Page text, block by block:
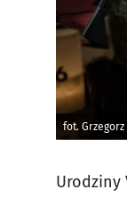
fot.
Urodziny